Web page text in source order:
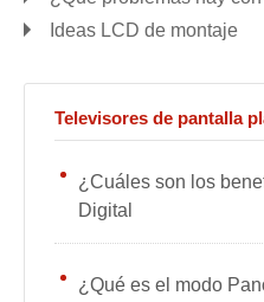
Ideas LCD de montaje
Televisores de pantalla
¿Cuáles son los
Digital
¿Qué es el modo